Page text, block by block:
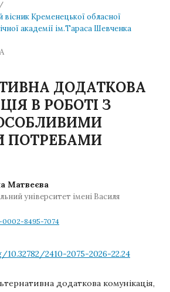
/
Кременецької обласної
академії ім.Тараса Шевченка
ДОДАТКОВА
В РОБОТІ З
ПОТРЕБАМИ
Матвеєва
університет імені Василя
8495-7074
2410-2075-2026-22.24
додаткова комунікація,